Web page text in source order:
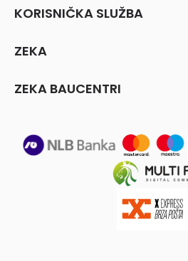
KORISNIČKA SLUŽBA
ZEKA
ZEKA BAUCENTRI